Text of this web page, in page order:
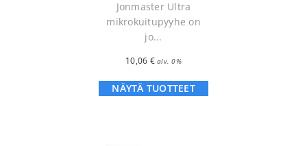
Jonmaster Ultra
mikrokuitupyyhe on
jo...
10,06 € alv. 0%
NÄYTÄ TUOTTEET